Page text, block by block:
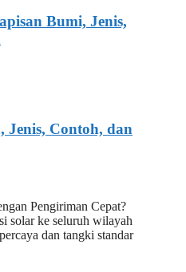
Bumi, Jenis,
Jenis, Contoh, dan
Pengiriman Cepat?
solar ke seluruh wilayah
dan tangki standar